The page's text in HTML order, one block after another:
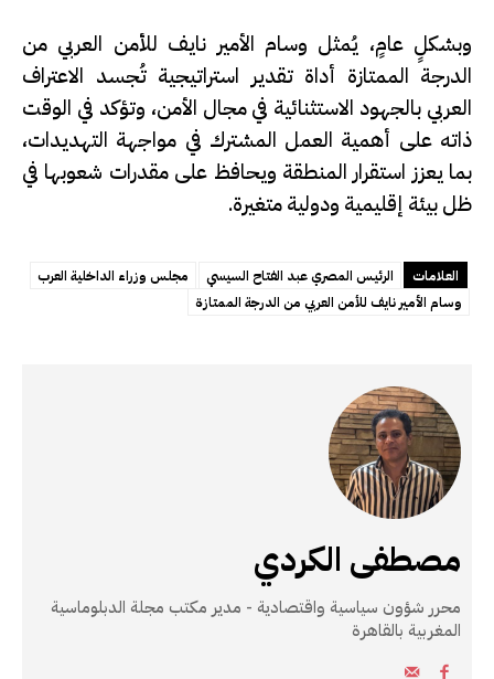
وبشكلٍ عامٍ، يُمثل وسام الأمير نايف للأمن العربي من
الدرجة الممتازة أداة تقدير استراتيجية تُجسد الاعتراف
العربي بالجهود الاستثنائية في مجال الأمن، وتؤكد في الوقت
ذاته على أهمية العمل المشترك في مواجهة التهديدات،
بما يعزز استقرار المنطقة ويحافظ على مقدرات شعوبها في
ظل بيئة إقليمية ودولية متغيرة.
العلامات الرئيس المصري عبد الفتاح السيسي
مجلس وزراء الداخلية العرب
وسام الأمير نايف للأمن العربي من الدرجة الممتازة
مصطفى الكردي
محرر شؤون سياسية واقتصادية - مدير مكتب مجلة الدبلوماسية
المغربية بالقاهرة